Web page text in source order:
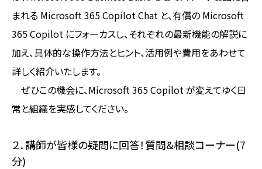
まれる Microsoft 365 Copilot Chat と、有償の Microsoft
365 Copilot にフォーカスし、それぞれの最新機能の解説に
加え、具体的な操作方法とヒント、活用例や費用をあわせて
詳しく紹介いたします。
ぜひこの機会に、Microsoft 365 Copilot が変えてゆく日
常と組織を実感してください。
２．講師が皆様の疑問に回答！質問&相談コーナー(7
分)